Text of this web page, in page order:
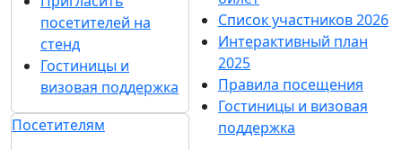
посетителей на
стенд
Гостиницы и
визовая поддержка
Посетителям
Список участников 2026
Интерактивный план
2025
Правила посещения
Гостиницы и визовая
поддержка